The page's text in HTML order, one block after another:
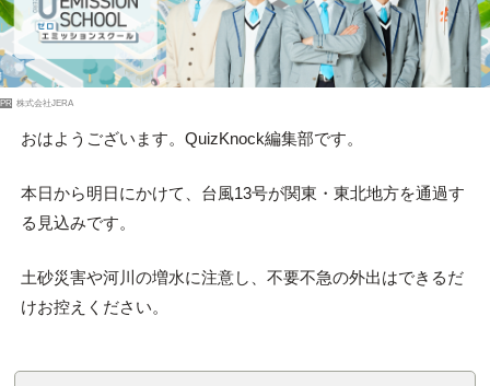
PR 株式会社JERA
おはようございます。QuizKnock編集部です。
本日から明日にかけて、台風13号が関東・東北地方を通過す
る見込みです。
土砂災害や河川の増水に注意し、不要不急の外出はできるだ
けお控えください。